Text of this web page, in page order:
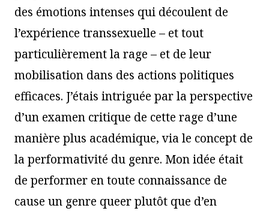
des émotions intenses qui découlent de
l’expérience transsexuelle – et tout
particulièrement la rage – et de leur
mobilisation dans des actions politiques
efficaces. J’étais intriguée par la perspective
d’un examen critique de cette rage d’une
manière plus académique, via le concept de
la performativité du genre. Mon idée était
de performer en toute connaissance de
cause un genre queer plutôt que d’en